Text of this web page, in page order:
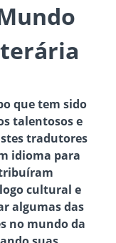
que tem sido
talentosos e
tradutores
idioma para
cultural e
algumas das
no mundo da